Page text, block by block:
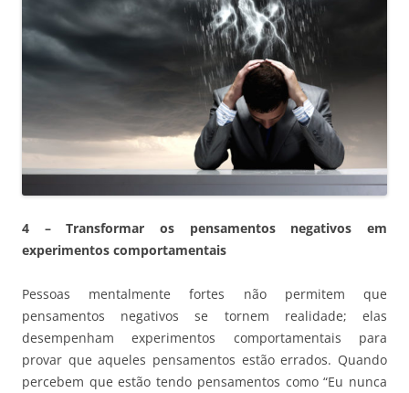
4 – Transformar os pensamentos negativos em
experimentos comportamentais
Pessoas mentalmente fortes não permitem que
pensamentos negativos se tornem realidade; elas
desempenham experimentos comportamentais para
provar que aqueles pensamentos estão errados. Quando
percebem que estão tendo pensamentos como “Eu nunca